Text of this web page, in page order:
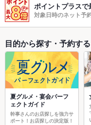
ポイントプラスで
対象日時のネット予
目的から探す・予約する
夏グルメ・宴会パーフ
ェクトガイド
幹事さんのお店探しを強力サ
ポート！お店探しの決定版！